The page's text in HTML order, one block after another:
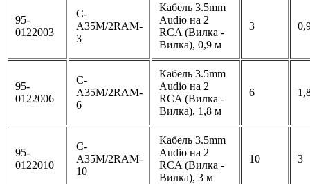
95-
0122003
C-
A35M/2RAM-
3
Кабель 3.5mm
Audio на 2
RCA (Вилка -
Вилка), 0,9 м
3
95-
0122006
C-
A35M/2RAM-
6
Кабель 3.5mm
Audio на 2
RCA (Вилка -
Вилка), 1,8 м
6
95-
0122010
C-
A35M/2RAM-
10
Кабель 3.5mm
Audio на 2
RCA (Вилка -
Вилка), 3 м
10 3